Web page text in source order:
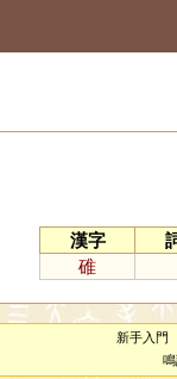
漢字
碓
新手入門